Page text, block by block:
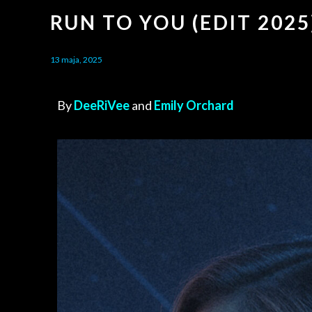
RUN TO YOU (EDIT
13 maja, 2025
ByDeeRiVeeand Emily Orchard